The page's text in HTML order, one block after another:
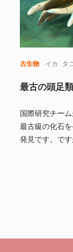
古生物 イカ タ
最古の頭足
国際研究チー
最古級の化石
発見です。で